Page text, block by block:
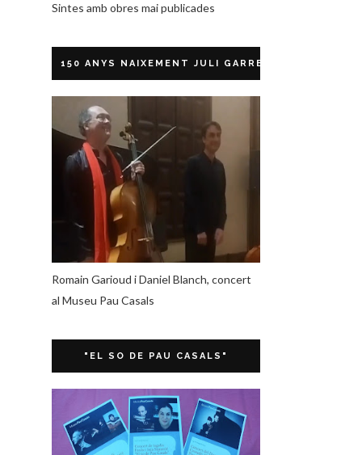
Sintes amb obres mai publicades
150 ANYS NAIXEMENT JULI GARRETA
Romain Garioud i Daniel Blanch, concert
al Museu Pau Casals
"EL SO DE PAU CASALS"